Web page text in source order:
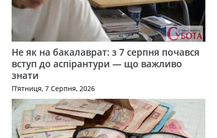
Не як на бакалаврат: з 7 серпня почався
вступ до аспірантури — що важливо
знати
П’ятниця, 7 Серпня, 2026